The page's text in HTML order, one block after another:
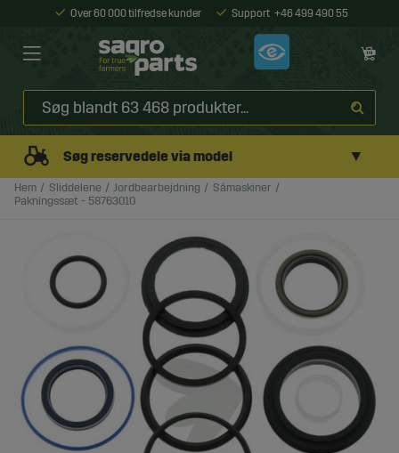
Over 60 000 tilfredse kunder Support +46 499 490 55
Søg reservedele via model ▼
Hem Sliddelene Jordbearbejdning
Såmaskiner
Pakningssæt - 58763010